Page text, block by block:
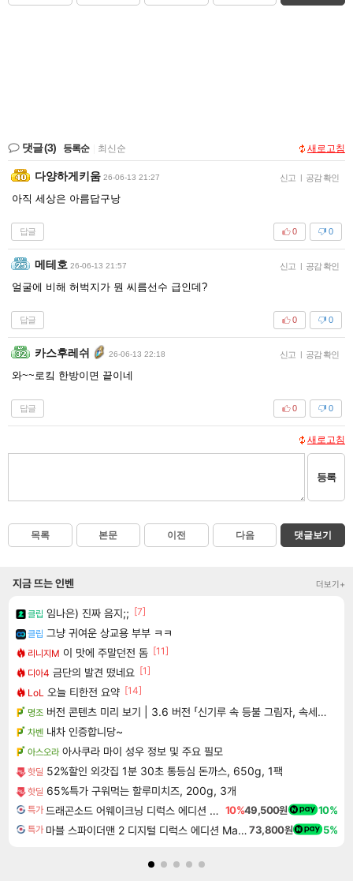
댓글(3) 등록순 최신순 새로고침
다양하게키움 26-06-13 21:27 신고 | 공감 확인
아직 세상은 아름답구낭
답글 0
0
메테호 26-06-13 21:57 신고 | 공감 확인
얼굴에 비해 허벅지가 뭔 씨름선수 급인데?
답글 0
0
카스후레쉬 26-06-13 22:18 신고 | 공감 확인
와~~로킼 한방이면 끝이네
답글 0
0
새로고침
등록
목록 본문 이전 다음 댓글보기
지금 뜨는 인벤 더보기+
클립 임나은) 진짜 음지;; [7]
클립 그냥 귀여운 상교용 부부 ㅋㅋ
리니지M 이 맛에 주말던전 돔 [11]
디아4 금단의 발견 떴네요 [1]
LoL 오늘 티한전 요약 [14]
명조 버전 콘텐츠 미리 보기 | 3.6 버전 「신기루 속 등불 그림자, 속세에 깃든 검의 결심」이 8월 20일에 업데이트됩니다!
차벤 내차 인증합니당~
아스오라 아사쿠라 마이 성우 정보 및 주요 필모
핫딜 52%할인 외갓집 1분 30초 통등심 돈까스, 650g, 1팩
핫딜 65%특가 구워먹는 할루미치즈, 200g, 3개
특가 드래곤소드 어웨이크닝 디럭스 에디션 DragonSword Awakening Deluxe Edition 10%49,500원 10%
특가 마블 스파이더맨 2 디지털 디럭스 에디션 Marvel's Spider-Man 2 Digital Deluxe Edition 73,800원 5%